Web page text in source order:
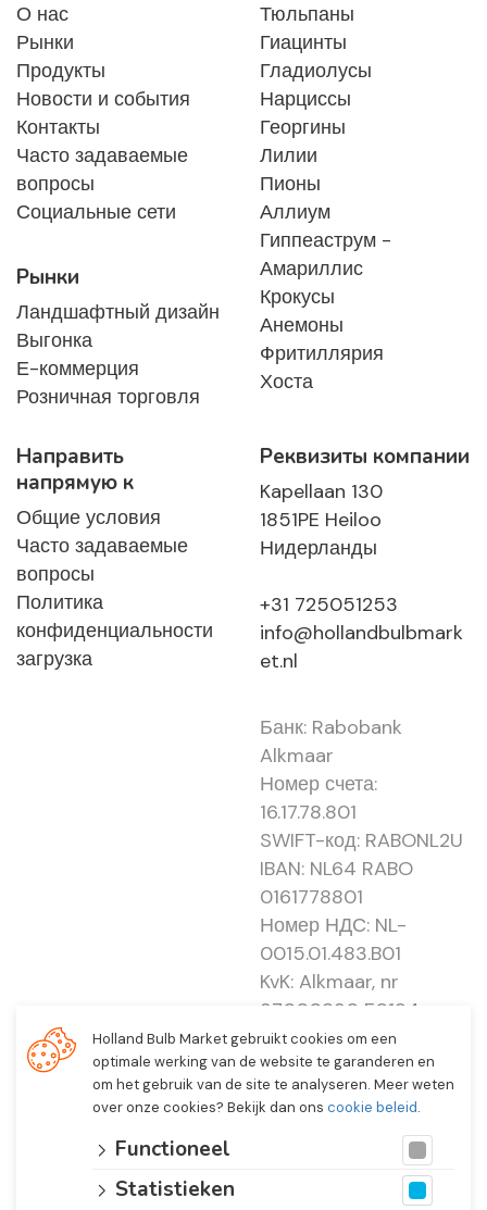
О нас
Рынки
Продукты
Новости и события
Контакты
Часто задаваемые
вопросы
Социальные сети
Рынки
Ландшафтный дизайн
Выгонка
Е-коммерция
Розничная торговля
Тюльпаны
Гиацинты
Гладиолусы
Нарциссы
Георгины
Лилии
Пионы
Аллиум
Гиппеаструм -
Амариллис
Крокусы
Анемоны
Фритиллярия
Хоста
Направить
напрямую к
Общие условия
Часто задаваемые
вопросы
Политика
конфиденциальности
загрузка
Реквизиты компании
Kapellaan 130
1851PE Heiloo
Нидерланды
+31 725051253
info@hollandbulbmark
et.nl
Банк: Rabobank
Alkmaar
Номер счета:
16.17.78.801
SWIFT-код: RABONL2U
IBAN: NL64 RABO
0161778801
Номер НДС: NL-
0015.01.483.B01
KvK: Alkmaar, nr
37000830 E0194 -
EBO 505
Holland Bulb Market gebruikt cookies om een
optimale werking van de website te garanderen en
om het gebruik van de site te analyseren. Meer weten
over onze cookies? Bekijk dan ons cookie beleid.
Functioneel
Statistieken